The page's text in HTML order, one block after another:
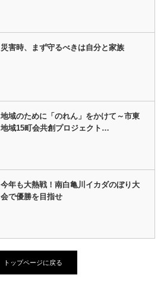
災害時、まず守るべきは自分と家族
地域のために「のれん」をかけて～市東
地域15町会共創プロジェクト…
今年も大熱戦！南白亀川イカダのぼり大
会で優勝を目指せ
トップページに戻る